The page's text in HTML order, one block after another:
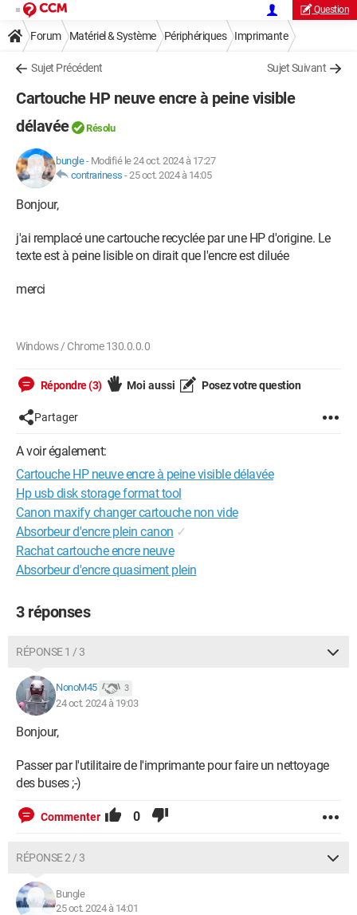
Question
Forum Matériel & Système Périphériques Imprimante
Sujet Précédent Sujet Suivant
Cartouche HP neuve encre à peine visible
délavée
Résolu
bungle- Modifié le 24 oct. 2024 à 17:27
contrariness -25 oct. 2024 à 14:05
Bonjour,
j'ai remplacé une cartouche recyclée par une HP d'origine. Le
texte est à peine lisible on dirait que l'encre est diluée
merci
Windows / Chrome 130.0.0.0
Répondre (3) Moi aussi Posez votre question
Partager
A voir également:
Cartouche HP neuve encre à peine visible délavée
Hp usb disk storage format tool
Canon maxify changer cartouche non vide
Absorbeur d'encre plein canon ✓
Rachat cartouche encre neuve
Absorbeur d'encre quasiment plein
3 réponses
RÉPONSE 1 / 3
NonoM45 3
24 oct. 2024 à 19:03
Bonjour,
Passer par l'utilitaire de l'imprimante pour faire un nettoyage
des buses ;-)
Commenter 0
RÉPONSE 2 / 3
Bungle
25 oct. 2024 à 14:01